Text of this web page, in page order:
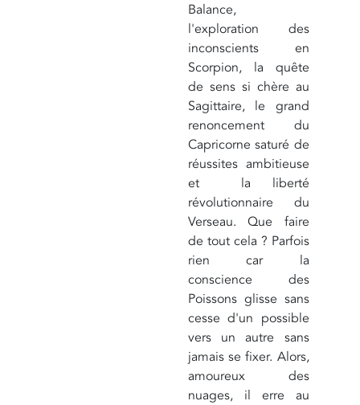
Balance,
l'exploration des
inconscients en
Scorpion, la quête
de sens si chère au
Sagittaire, le grand
renoncement du
Capricorne saturé de
réussites ambitieuse
et la liberté
révolutionnaire du
Verseau. Que faire
de tout cela ? Parfois
rien car la
conscience des
Poissons glisse sans
cesse d'un possible
vers un autre sans
jamais se fixer. Alors,
amoureux des
nuages, il erre au